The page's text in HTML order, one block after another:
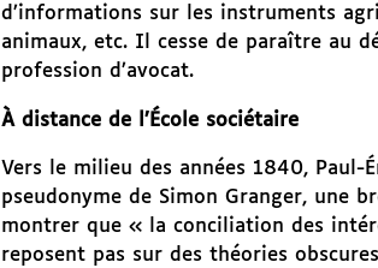
d’informations sur les instruments
animaux, etc. Il cesse de paraître au
profession d’avocat.
À distance de l’École sociétaire
Vers le milieu des années 1840, Paul-
pseudonyme de Simon Granger, une
montrer que « la conciliation des
reposent pas sur des théories